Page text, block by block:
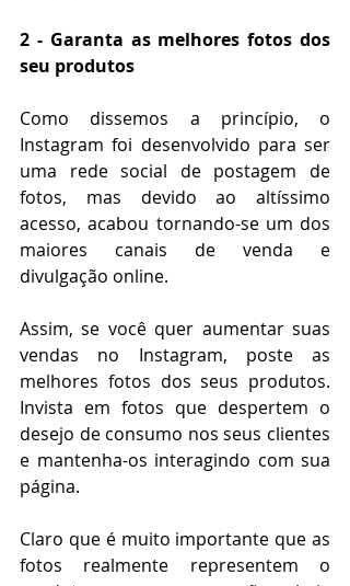
2 - Garanta as melhores fotos dos
seu produtos
Como dissemos a princípio, o
Instagram foi desenvolvido para ser
uma rede social de postagem de
fotos, mas devido ao altíssimo
acesso, acabou tornando-se um dos
maiores canais de venda e
divulgação online.
Assim, se você quer aumentar suas
vendas no Instagram, poste as
melhores fotos dos seus produtos.
Invista em fotos que despertem o
desejo de consumo nos seus clientes
e mantenha-os interagindo com sua
página.
Claro que é muito importante que as
fotos realmente representem o